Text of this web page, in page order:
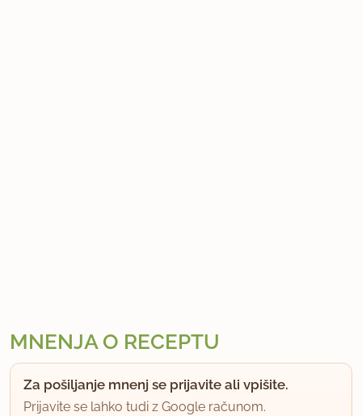
MNENJA O RECEPTU
Za pošiljanje mnenj se prijavite ali vpišite.
Prijavite se lahko tudi z Google računom.